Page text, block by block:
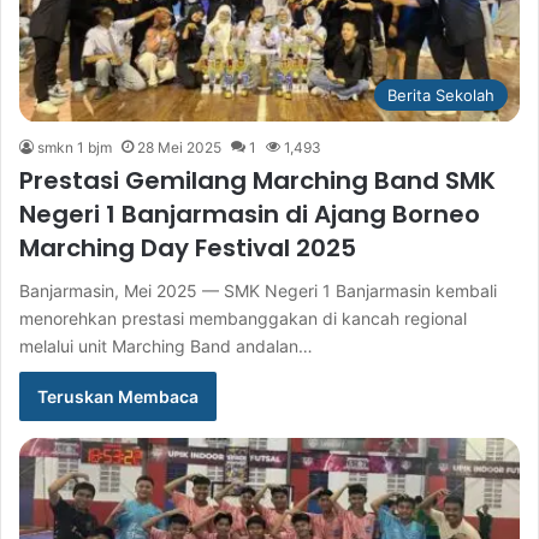
Berita Sekolah
smkn 1 bjm 28 Mei 2025 1 1,493
Prestasi Gemilang Marching Band SMK
Negeri 1 Banjarmasin di Ajang Borneo
Marching Day Festival 2025
Banjarmasin, Mei 2025 — SMK Negeri 1 Banjarmasin kembali
menorehkan prestasi membanggakan di kancah regional
melalui unit Marching Band andalan…
Teruskan Membaca